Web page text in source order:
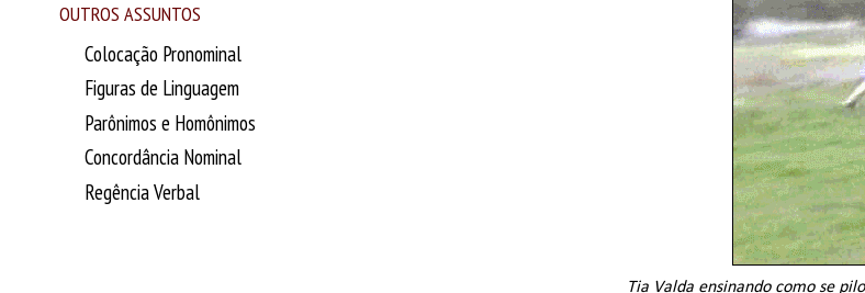
Tia Valda ensinando como se
OUTROS ASSUNTOS
Colocação Pronominal
Figuras de Linguagem
Parônimos e Homônimos
Concordância Nominal
Regência Verbal